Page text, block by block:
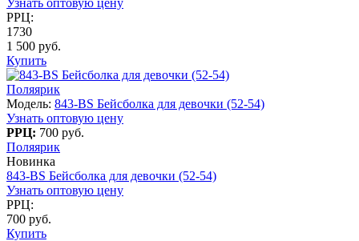
РРЦ:
1730
1 500 руб.
Купить
Поляярик
Модель: 843-BS Бейсболка для девочки (52-54)
Узнать оптовую цену
РРЦ: 700 руб.
Поляярик
Новинка
843-BS Бейсболка для девочки (52-54)
Узнать оптовую цену
РРЦ:
700 руб.
Купить